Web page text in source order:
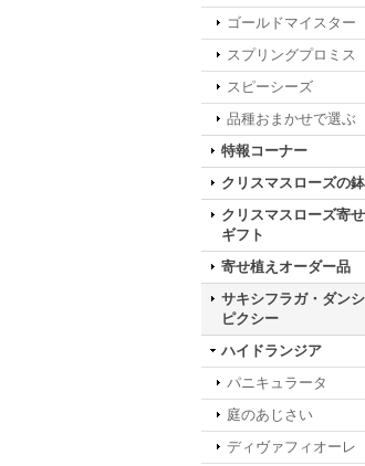
ゴールドマイスター
スプリングプロミス
スピーシーズ
品種おまかせで選ぶ
特報コーナー
クリスマスローズの
クリスマスローズ寄
ギフト
寄せ植えオーダー品
サキシフラガ・ダン
ピクシー
ハイドランジア
パニキュラータ
庭のあじさい
ディヴァフィオーレ